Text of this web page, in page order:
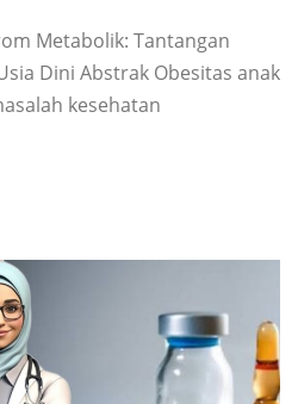
Metabolik: Tantangan
Dini Abstrak Obesitas anak
kesehatan